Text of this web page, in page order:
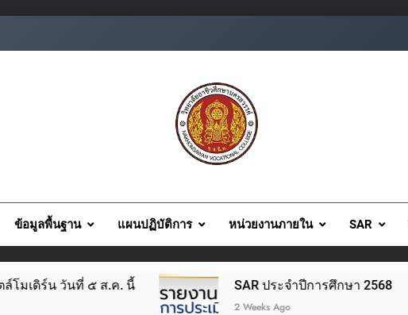
ข้อมูลพื้นฐาน แผนปฏิบัติการ หน่วยงานภายใน SAR
SAR ประจำปีการศึกษา 2568 โครงสร้างการบริหาร
2 Weeks Ago